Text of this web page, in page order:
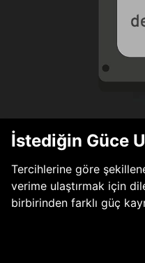
İstediğin Güce
Tercihlerine göre
verime ulaştırmak için
birbirinden farklı güç